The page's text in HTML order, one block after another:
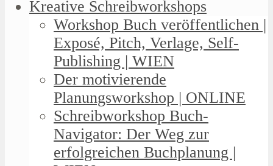
Kreative Schreibworkshops
Workshop Buch veröffentlichen |
Exposé, Pitch, Verlage, Self-
Publishing | WIEN
Der motivierende
Planungsworkshop | ONLINE
Schreibworkshop Buch-
Navigator: Der Weg zur
erfolgreichen Buchplanung |